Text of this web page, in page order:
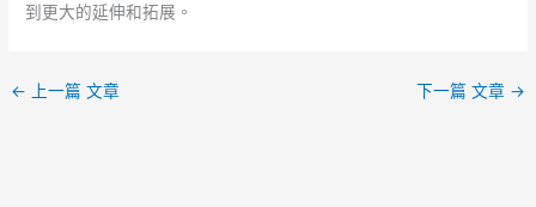
到更大的延伸和拓展。
← 上一篇 文章 下一篇 文章 →